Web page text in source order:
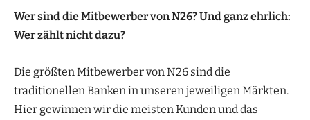
Wer sind die Mitbewerber von N26? Und ganz ehrlich:
Wer zählt nicht dazu?
Die größten Mitbewerber von N26 sind die
traditionellen Banken in unseren jeweiligen Märkten.
Hier gewinnen wir die meisten Kunden und das